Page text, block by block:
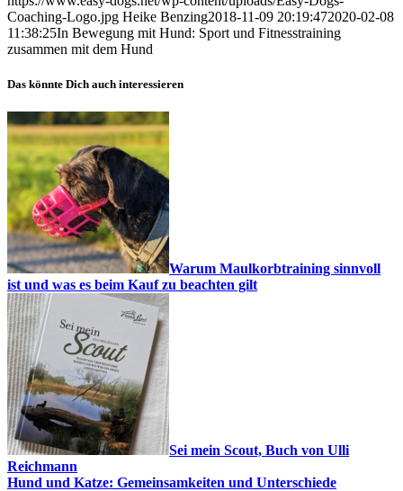
Coaching-Logo.jpg Heike Benzing2018-11-09 20:19:472020-02-08
11:38:25In Bewegung mit Hund: Sport und Fitnesstraining
zusammen mit dem Hund
Das könnte Dich auch interessieren
Warum Maulkorbtraining sinnvoll
ist und was es beim Kauf zu beachten gilt
Sei mein Scout, Buch von Ulli
Reichmann
Hund und Katze: Gemeinsamkeiten und Unterschiede